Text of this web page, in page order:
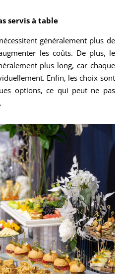
servis à table
généralement plus de
les coûts. De plus, le
plus long, car chaque
Enfin, les choix sont
options, ce qui peut ne pas